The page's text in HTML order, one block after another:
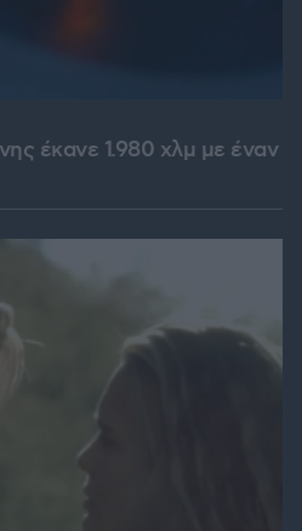
έκανε 1.980 χλμ με έναν